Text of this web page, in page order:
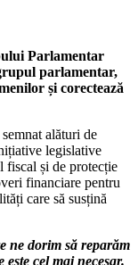
Parlamentar
parlamentar,
și corectează
alături de
legislative
fiscal și de protecție
financiare pentru
care să susțină
ne dorim să reparăm
cel mai necesar.